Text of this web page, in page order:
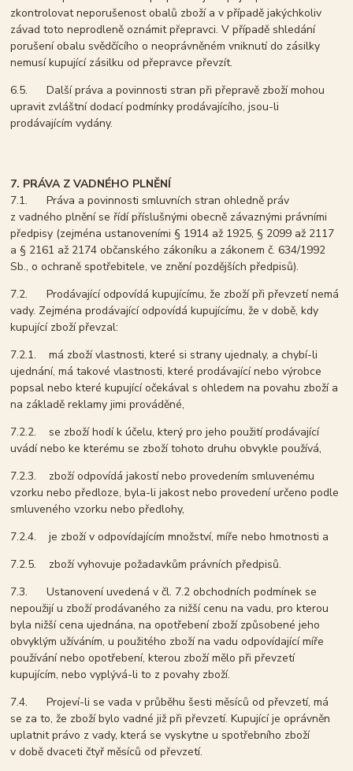
zkontrolovat neporušenost obalů zboží a v případě jakýchkoliv
závad toto neprodleně oznámit přepravci. V případě shledání
porušení obalu svědčícího o neoprávněném vniknutí do zásilky
nemusí kupující zásilku od přepravce převzít.
6.5. Další práva a povinnosti stran při přepravě zboží mohou
upravit zvláštní dodací podmínky prodávajícího, jsou-li
prodávajícím vydány.
7. PRÁVA Z VADNÉHO PLNĚNÍ
7.1. Práva a povinnosti smluvních stran ohledně práv
z vadného plnění se řídí příslušnými obecně závaznými právními
předpisy (zejména ustanoveními § 1914 až 1925, § 2099 až 2117
a § 2161 až 2174 občanského zákoníku a zákonem č. 634/1992
Sb., o ochraně spotřebitele, ve znění pozdějších předpisů).
7.2. Prodávající odpovídá kupujícímu, že zboží při převzetí nemá
vady. Zejména prodávající odpovídá kupujícímu, že v době, kdy
kupující zboží převzal:
7.2.1. má zboží vlastnosti, které si strany ujednaly, a chybí-li
ujednání, má takové vlastnosti, které prodávající nebo výrobce
popsal nebo které kupující očekával s ohledem na povahu zboží a
na základě reklamy jimi prováděné,
7.2.2. se zboží hodí k účelu, který pro jeho použití prodávající
uvádí nebo ke kterému se zboží tohoto druhu obvykle používá,
7.2.3. zboží odpovídá jakostí nebo provedením smluvenému
vzorku nebo předloze, byla-li jakost nebo provedení určeno podle
smluveného vzorku nebo předlohy,
7.2.4. je zboží v odpovídajícím množství, míře nebo hmotnosti a
7.2.5. zboží vyhovuje požadavkům právních předpisů.
7.3. Ustanovení uvedená v čl. 7.2 obchodních podmínek se
nepoužijí u zboží prodávaného za nižší cenu na vadu, pro kterou
byla nižší cena ujednána, na opotřebení zboží způsobené jeho
obvyklým užíváním, u použitého zboží na vadu odpovídající míře
používání nebo opotřebení, kterou zboží mělo při převzetí
kupujícím, nebo vyplývá-li to z povahy zboží.
7.4. Projeví-li se vada v průběhu šesti měsíců od převzetí, má
se za to, že zboží bylo vadné již při převzetí. Kupující je oprávněn
uplatnit právo z vady, která se vyskytne u spotřebního zboží
v době dvaceti čtyř měsíců od převzetí.